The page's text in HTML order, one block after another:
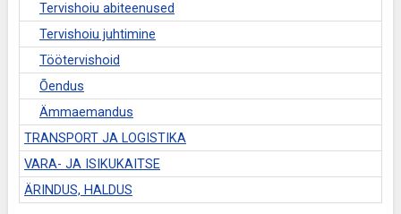
Tervishoiu abiteenused
Tervishoiu juhtimine
Töötervishoid
Õendus
Ämmaemandus
TRANSPORT JA LOGISTIKA
VARA- JA ISIKUKAITSE
ÄRINDUS, HALDUS